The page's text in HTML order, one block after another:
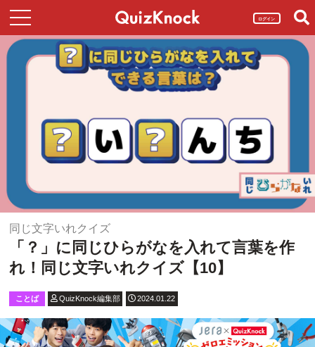
ログイン
同じ文字いれクイズ
「？」に同じひらがなを入れて言葉を作
れ！同じ文字いれクイズ【10】
ことば QuizKnock編集部 2024.01.22